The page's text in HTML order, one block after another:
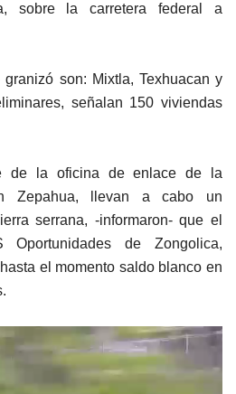
sobre la carretera federal a
son: Mixtla, Texhuacan y
señalan 150 viviendas
de la oficina de enlace de la
Zepahua, llevan a cabo un
serrana, -informaron- que el
Oportunidades de Zongolica,
el momento saldo blanco en